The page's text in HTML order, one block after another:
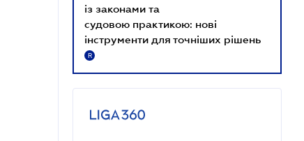
із законами та
судовою практикою: нові
інструменти для точніших рішень
R